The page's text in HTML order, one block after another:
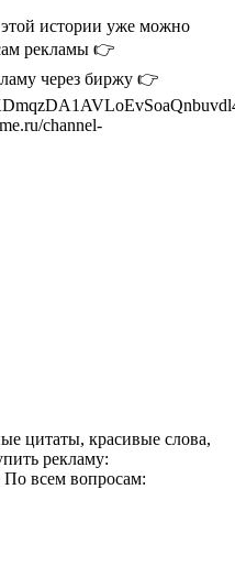
истории уже можно
рекламы 👉
через биржу 👉
channel-
цитаты, красивые слова,
рекламу:
По всем вопросам: